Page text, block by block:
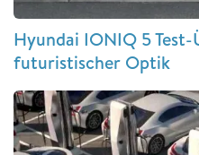
Hyundai IONIQ 5
futuristischer Optik